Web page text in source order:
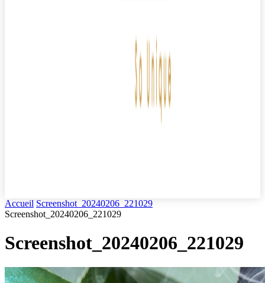
Accueil Screenshot_20240206_221029
Screenshot_20240206_221029
Screenshot_20240206_221029